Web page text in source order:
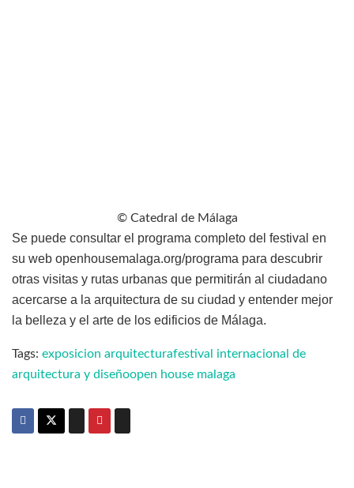
© Catedral de Málaga
Se puede consultar el programa completo del festival en
su web openhousemalaga.org/programa para descubrir
otras visitas y rutas urbanas que permitirán al ciudadano
acercarse a la arquitectura de su ciudad y entender mejor
la belleza y el arte de los edificios de Málaga.
Tags: exposicion arquitecturafestival internacional de
arquitectura y diseñoopen house malaga